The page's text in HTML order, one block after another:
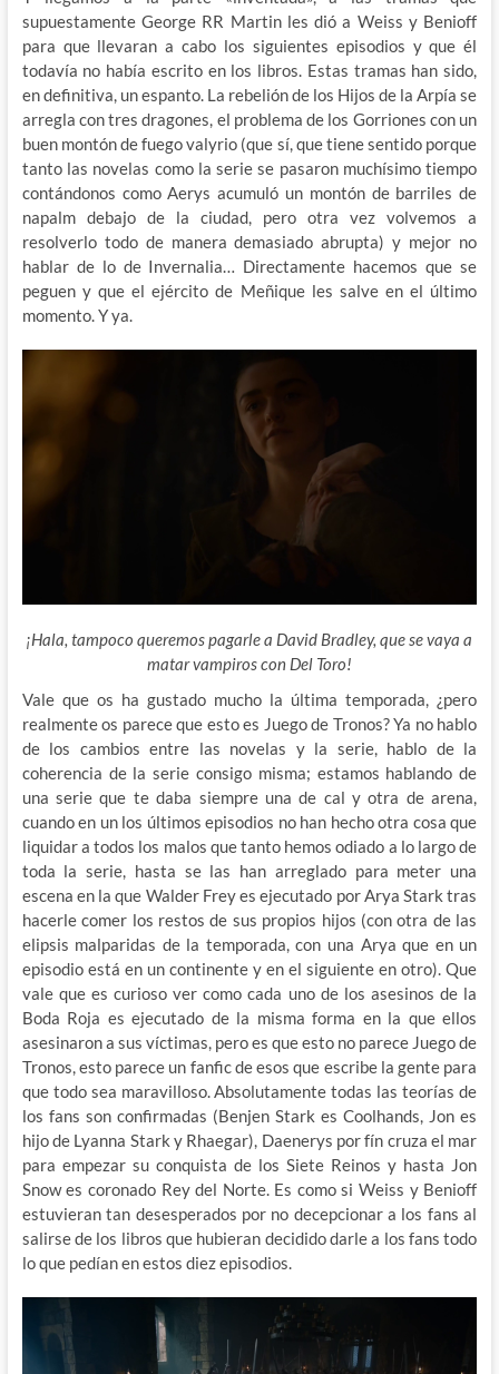
supuestamente George RR Martin les dió a Weiss y Benioff
para que llevaran a cabo los siguientes episodios y que él
todavía no había escrito en los libros. Estas tramas han sido,
en definitiva, un espanto. La rebelión de los Hijos de la Arpía se
arregla con tres dragones, el problema de los Gorriones con un
buen montón de fuego valyrio (que sí, que tiene sentido porque
tanto las novelas como la serie se pasaron muchísimo tiempo
contándonos como Aerys acumuló un montón de barriles de
napalm debajo de la ciudad, pero otra vez volvemos a
resolverlo todo de manera demasiado abrupta) y mejor no
hablar de lo de Invernalia… Directamente hacemos que se
peguen y que el ejército de Meñique les salve en el último
momento. Y ya.
¡Hala, tampoco queremos pagarle a David Bradley, que se vaya a
matar vampiros con Del Toro!
Vale que os ha gustado mucho la última temporada, ¿pero
realmente os parece que esto es Juego de Tronos? Ya no hablo
de los cambios entre las novelas y la serie, hablo de la
coherencia de la serie consigo misma; estamos hablando de
una serie que te daba siempre una de cal y otra de arena,
cuando en un los últimos episodios no han hecho otra cosa que
liquidar a todos los malos que tanto hemos odiado a lo largo de
toda la serie, hasta se las han arreglado para meter una
escena en la que Walder Frey es ejecutado por Arya Stark tras
hacerle comer los restos de sus propios hijos (con otra de las
elipsis malparidas de la temporada, con una Arya que en un
episodio está en un continente y en el siguiente en otro). Que
vale que es curioso ver como cada uno de los asesinos de la
Boda Roja es ejecutado de la misma forma en la que ellos
asesinaron a sus víctimas, pero es que esto no parece Juego de
Tronos, esto parece un fanfic de esos que escribe la gente para
que todo sea maravilloso. Absolutamente todas las teorías de
los fans son confirmadas (Benjen Stark es Coolhands, Jon es
hijo de Lyanna Stark y Rhaegar), Daenerys por fín cruza el mar
para empezar su conquista de los Siete Reinos y hasta Jon
Snow es coronado Rey del Norte. Es como si Weiss y Benioff
estuvieran tan desesperados por no decepcionar a los fans al
salirse de los libros que hubieran decidido darle a los fans todo
lo que pedían en estos diez episodios.